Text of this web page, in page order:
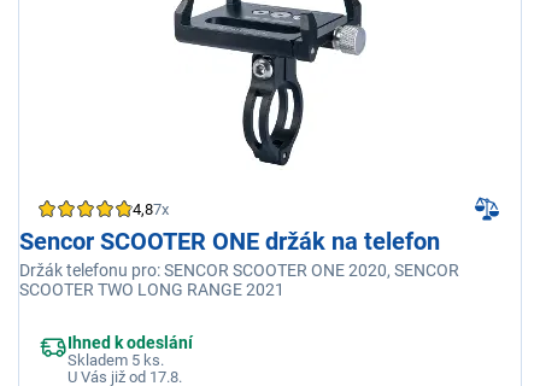
4,87x
Sencor SCOOTER ONE držák na telefon
Držák telefonu pro: SENCOR SCOOTER ONE 2020, SENCOR
SCOOTER TWO LONG RANGE 2021
Ihned k odeslání
Skladem 5 ks.
U Vás již od 17.8.